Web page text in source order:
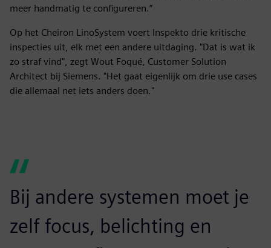
meer handmatig te configureren.”
Op het Cheiron LinoSystem voert Inspekto drie kritische
inspecties uit, elk met een andere uitdaging. "Dat is wat ik
zo straf vind", zegt Wout Foqué, Customer Solution
Architect bij Siemens. "Het gaat eigenlijk om drie use cases
die allemaal net iets anders doen."
Bij andere systemen moet je
zelf focus, belichting en